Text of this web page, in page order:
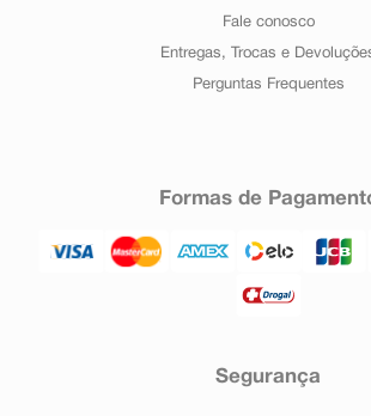
Fale conosco
Entregas, Trocas e
Perguntas Frequentes
Formas de
Segurança